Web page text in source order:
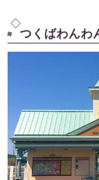
つくばわんわ